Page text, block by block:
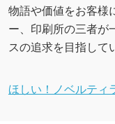
物語や価値をお客様
ー、印刷所の三者が
スの追求を目指して
ほしい！ノベルティ